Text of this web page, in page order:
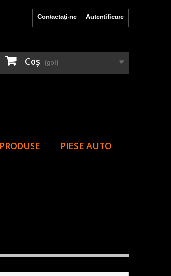
Autentificare
Contactați-ne
Coş (gol)
PRODUSE PIESE AUTO